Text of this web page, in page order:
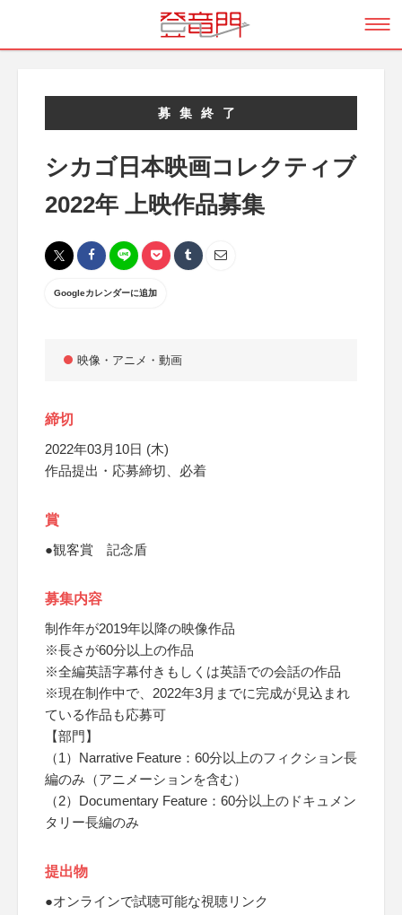
募集終了
シカゴ日本映画コレクティブ
2022年 上映作品募集
Googleカレンダーに追加
映像・アニメ・動画
締切
2022年03月10日 (木)
作品提出・応募締切、必着
賞
●観客賞 記念盾
募集内容
制作年が2019年以降の映像作品
※長さが60分以上の作品
※全編英語字幕付きもしくは英語での会話の作品
※現在制作中で、2022年3月までに完成が見込まれ
ている作品も応募可
【部門】
（1）Narrative Feature：60分以上のフィクション長
編のみ（アニメーションを含む）
（2）Documentary Feature：60分以上のドキュメン
タリー長編のみ
提出物
●オンラインで試聴可能な視聴リンク